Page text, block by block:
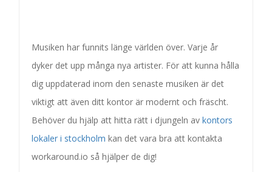
Musiken har funnits länge världen över. Varje år
dyker det upp många nya artister. För att kunna hålla
dig uppdaterad inom den senaste musiken är det
viktigt att även ditt kontor är modernt och fräscht.
Behöver du hjälp att hitta rätt i djungeln av kontors
lokaler i stockholm kan det vara bra att kontakta
workaround.io så hjälper de dig!